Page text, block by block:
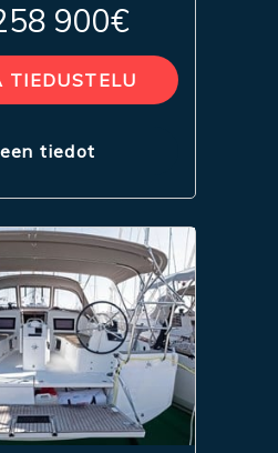
900€
TIEDUSTELU
tiedot